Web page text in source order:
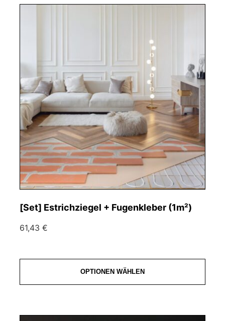
[Set] Estrichziegel + Fugenkleber (1m²)
61,43 €
OPTIONEN WÄHLEN